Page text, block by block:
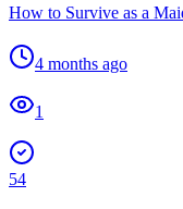
How to Survive as a
4 months ago
1
54